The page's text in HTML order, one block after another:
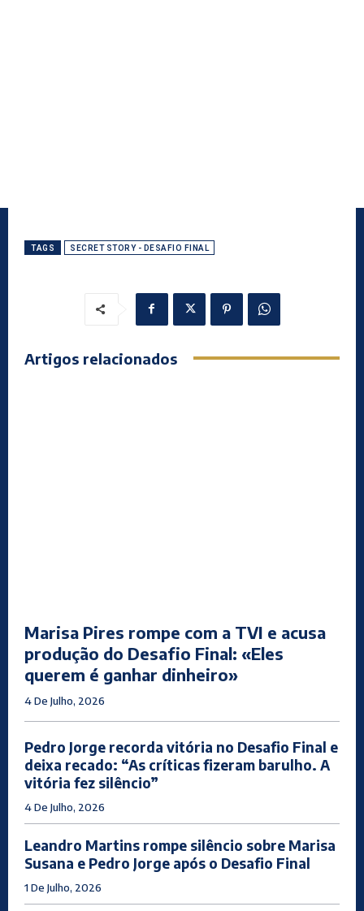
TAGS SECRET STORY - DESAFIO FINAL
Artigos relacionados
Marisa Pires rompe com a TVI e acusa
produção do Desafio Final: «Eles
querem é ganhar dinheiro»
4 De Julho, 2026
Pedro Jorge recorda vitória no Desafio Final e
deixa recado: “As críticas fizeram barulho. A
vitória fez silêncio”
4 De Julho, 2026
Leandro Martins rompe silêncio sobre Marisa
Susana e Pedro Jorge após o Desafio Final
1 De Julho, 2026